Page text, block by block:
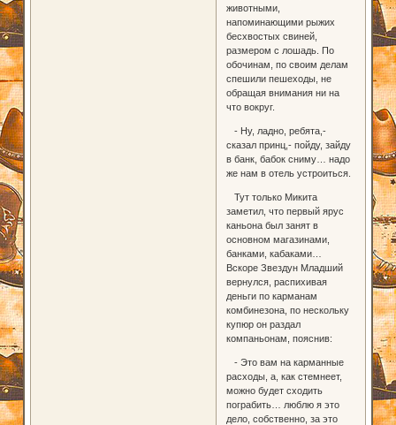
животными,
напоминающими рыжих
бесхвостых свиней,
размером с лошадь. По
обочинам, по своим делам
спешили пешеходы, не
обращая внимания ни на
что вокруг.
- Ну, ладно, ребята,-
сказал принц,- пойду, зайду
в банк, бабок сниму… надо
же нам в отель устроиться.
Тут только Микита
заметил, что первый ярус
каньона был занят в
основном магазинами,
банками, кабаками…
Вскоре Звездун Младший
вернулся, распихивая
деньги по карманам
комбинезона, по нескольку
купюр он раздал
компаньонам, пояснив:
- Это вам на карманные
расходы, а, как стемнеет,
можно будет сходить
пограбить… люблю я это
дело, собственно, за это